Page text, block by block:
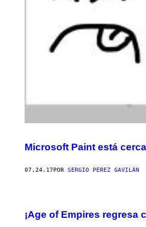
Microsoft Paint está
07.24.17POR SERGIO PÉREZ GAVILÁN
¡Age of Empires regresa